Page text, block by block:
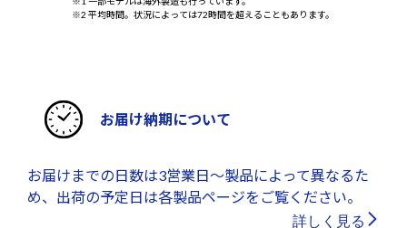
※2 平均時間。状況によっては72時間を超えることもあります。
お届け納期について
お届けまでの日数は3営業日～製品によって異なるた
め、出荷の予定日は各製品ページをご覧ください。
詳しく見る